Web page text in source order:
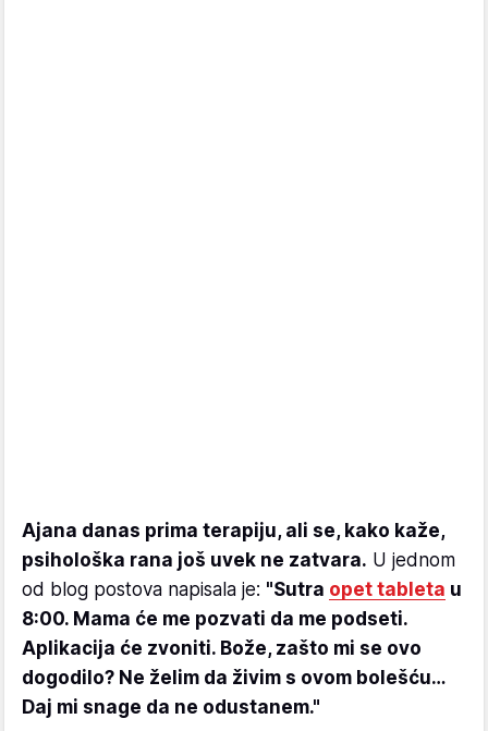
Ajana danas prima terapiju, ali se, kako kaže,
psihološka rana još uvek ne zatvara. U jednom
od blog postova napisala je: "Sutra opet tableta u
8:00. Mama će me pozvati da me podseti.
Aplikacija će zvoniti. Bože, zašto mi se ovo
dogodilo? Ne želim da živim s ovom bolešću…
Daj mi snage da ne odustanem."